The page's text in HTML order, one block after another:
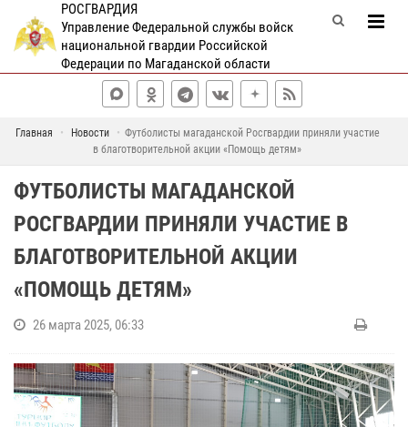
РОСГВАРДИЯ
Управление Федеральной службы войск
национальной гвардии Российской
Федерации по Магаданской области
Главная Новости
Футболисты магаданской Росгвардии приняли участие
в благотворительной акции «Помощь детям»
ФУТБОЛИСТЫ МАГАДАНСКОЙ
РОСГВАРДИИ ПРИНЯЛИ УЧАСТИЕ В
БЛАГОТВОРИТЕЛЬНОЙ АКЦИИ
«ПОМОЩЬ ДЕТЯМ»
26 марта 2025, 06:33